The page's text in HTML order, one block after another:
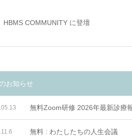
HBMS COMMUNITY に登壇
お知らせ
無料Zoom研修 2026年最新診療
無料 : わたしたちの人生会議